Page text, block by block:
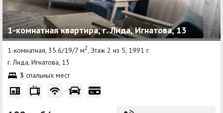
1-комнатная квартира, г. Лида, Игнатова, 13
1-комнатная, 35.6/19/7 м2, Этаж 2 из 5, 1991 г.
г. Лида, Игнатова, 13
3 спальных мест